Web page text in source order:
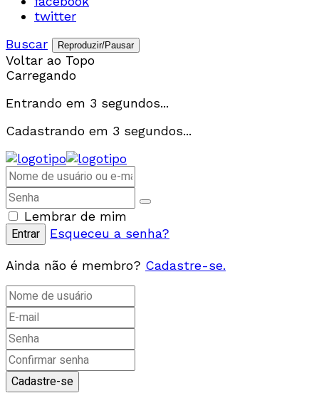
twitter
Buscar
Reproduzir/Pausar
Voltar ao Topo
Carregando
Entrando em 3 segundos...
Cadastrando em 3 segundos...
Lembrar de mim
Esqueceu a senha?
Ainda não é membro? Cadastre-se.